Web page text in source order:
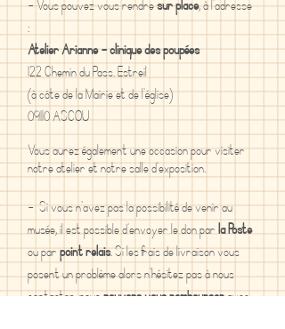
- Vous pouvez vous rendresur place, à l'adresse
:
Atelier Arianne - clinique des poupées
122 Chemin du Pass. Estreil
(à côte de la Mairie et de l'église)
09110 ASCOU
Vous aurez également une occasion pour visiter
notre atelier et notre salle d'exposition.
- Si vous n'avez pas la possibilité de venir au
musée, il est possible d'envoyer le don parla Poste
ou parpoint relais. Si les frais de livraison vous
posent un problème alors n'hésitez pas à nous
contacter, nouspouvons vous rembourseravec